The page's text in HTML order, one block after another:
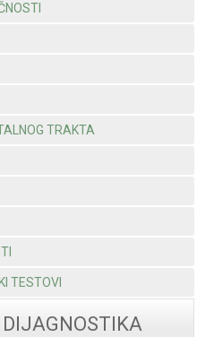
TRAKTA
TESTOVI